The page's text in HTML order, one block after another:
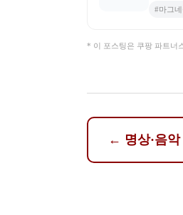
#마그
* 이 포스팅은 쿠팡 파트너
← 명상·음악